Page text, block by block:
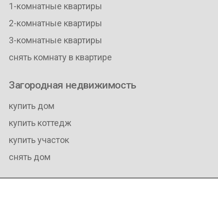
1-комнатные квартиры
2-комнатные квартиры
3-комнатные квартиры
снять комнату в квартире
Загородная недвижимость
купить дом
купить коттедж
купить участок
снять дом